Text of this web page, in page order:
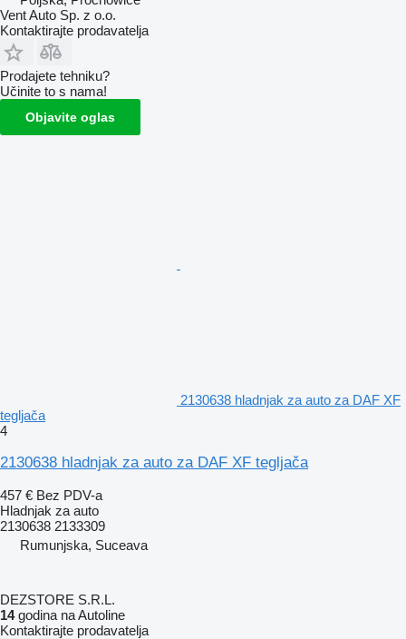
Vent Auto Sp. z o.o.
Kontaktirajte prodavatelja
Prodajete tehniku?
Učinite to s nama!
Objavite oglas
2130638 hladnjak za auto za DAF XF
tegljača
4
2130638 hladnjak za auto za DAF XF tegljača
457 € Bez PDV-a
Hladnjak za auto
2130638 2133309
Rumunjska, Suceava
DEZSTORE S.R.L.
14godina na Autoline
Kontaktirajte prodavatelja